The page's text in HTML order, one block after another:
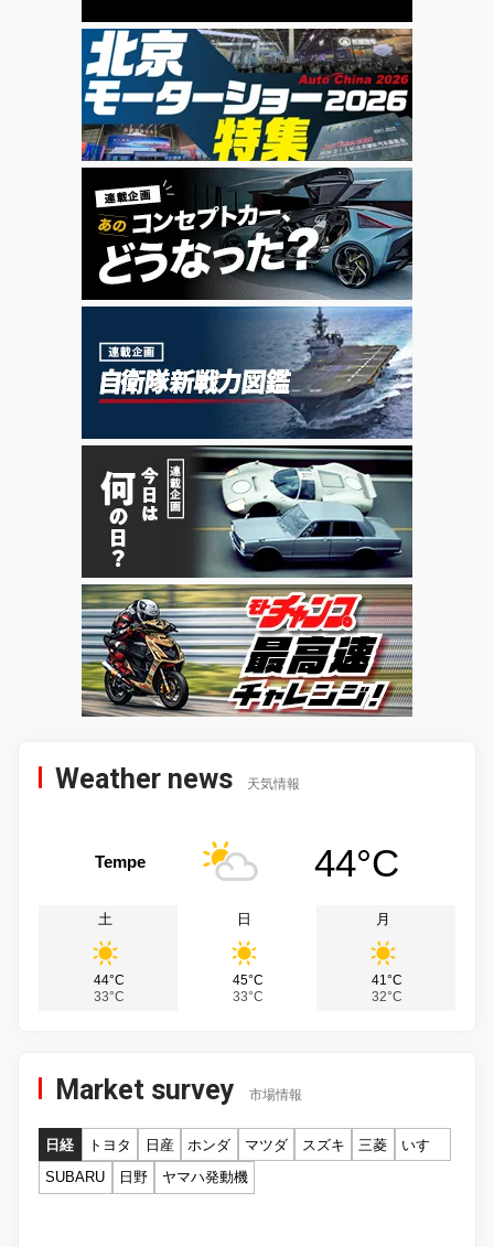
Weather news 天気情報
Tempe 44°C
土
44°C
33°C
日
45°C
33°C
月
41°C
32°C
Market survey 市場情報
日経 トヨタ 日産 ホンダ マツダ スズキ 三菱
いすゞ
SUBARU
日野 ヤマハ発動機